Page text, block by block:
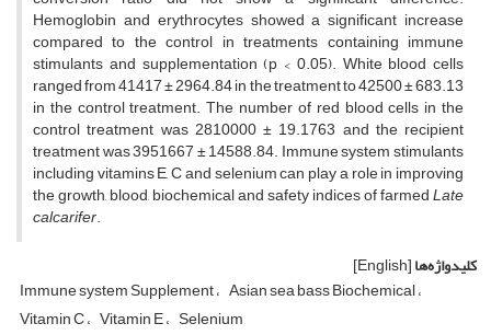
Hemoglobin and erythrocytes showed a significant increase
compared to the control in treatments containing immune
stimulants and supplementation (p < 0.05). White blood cells
ranged from 41417 ± 2964.84 in the treatment to 42500 ± 683.13
in the control treatment. The number of red blood cells in the
control treatment was 2810000 ± 19.1763 and the recipient
treatment was 3951667 ± 14588.84. Immune system stimulants
including vitamins E, C and selenium can play a role in improving
the growth, blood, biochemical and safety indices of farmedLate
calcarifer.
کلیدواژه‌ها[English]
Immune system Supplement Asian sea bass Biochemical
Vitamin C Vitamin E Selenium